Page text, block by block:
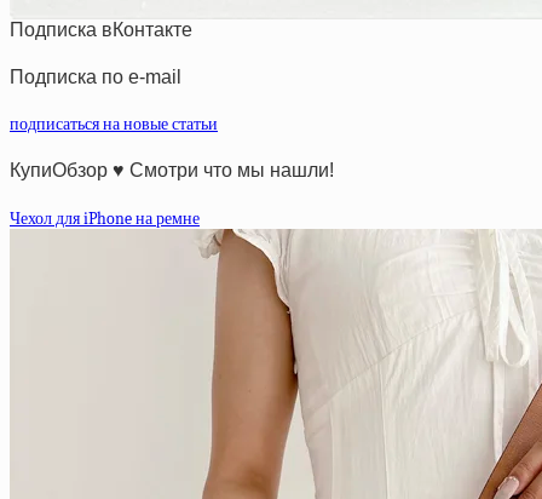
Подписка вКонтакте
Подписка по e-mail
подписаться на новые статьи
КупиОбзор ♥ Смотри что мы нашли!
Чехол для iPhone на ремне